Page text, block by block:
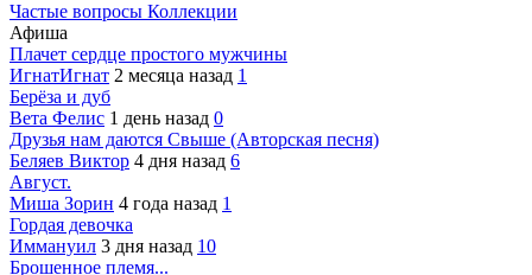
Частые вопросы Коллекции
Афиша
Плачет сердце простого мужчины
ИгнатИгнат 2 месяца назад 1
Берёза и дуб
Вета Фелис 1 день назад 0
Друзья нам даются Свыше (Авторская песня)
Беляев Виктор 4 дня назад 6
Август.
Миша Зорин 4 года назад 1
Гордая девочка
Иммануил 3 дня назад 10
Брошенное племя...